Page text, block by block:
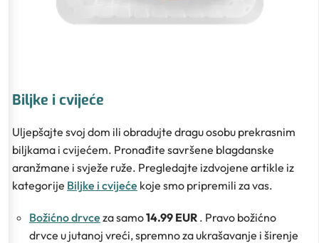
Biljke i cvijeće
Uljepšajte svoj dom ili obradujte dragu osobu prekrasnim
biljkama i cvijećem. Pronađite savršene blagdanske
aranžmane i svježe ruže. Pregledajte izdvojene artikle iz
kategorije Biljke i cvijeće koje smo pripremili za vas.
Božićno drvce za samo14.99 EUR . Pravo božićno
drvce u jutanoj vreći, spremno za ukrašavanje i širenje